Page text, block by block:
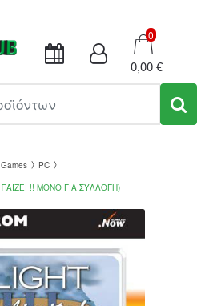
Καλάθι
0
0,00 €
PC
ΠΑΙΖΕΙ !! ΜΟΝΟ ΓΙΑ ΣΥΛΛΟΓΗ)